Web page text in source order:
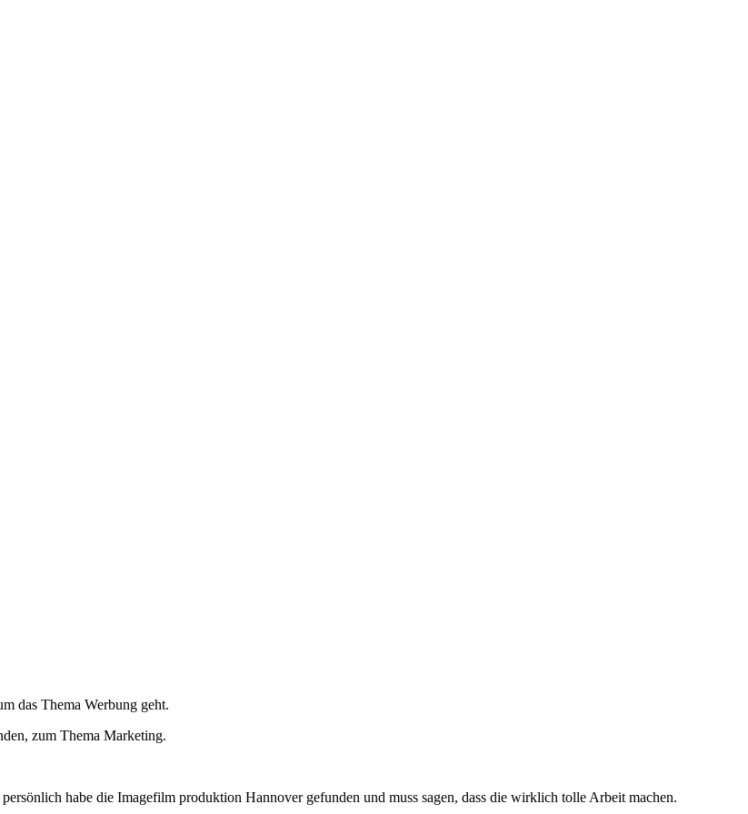
das Thema Werbung geht.
zum Thema Marketing.
habe die Imagefilm produktion Hannover gefunden und muss sagen, dass die wirklich tolle Arbeit machen.